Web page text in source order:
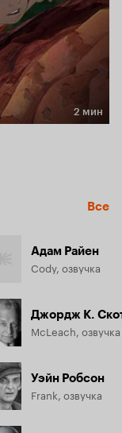
2 мин
Все
Адам Райен
Cody, озвучка
Джордж К.
McLeach, озвучка
Уэйн Робсон
Frank, озвучка